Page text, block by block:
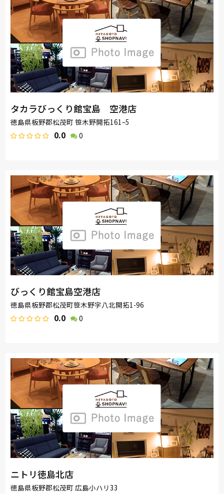
タカラびっくり館宝島 空港店
徳島県板野郡松茂町 笹木野開拓161–5
0.0 0
びっくり館宝島空港店
徳島県板野郡松茂町笹木野字八北開拓1-96
0.0 0
ニトリ徳島北店
徳島県板野郡松茂町 広島小ハリ33